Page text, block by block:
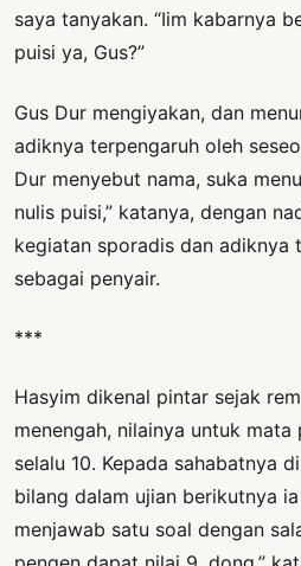
saya tanyakan. “Iim kabarnya
puisi ya, Gus?”
Gus Dur mengiyakan, dan
adiknya terpengaruh oleh
Dur menyebut nama, suka
nulis puisi,” katanya, dengan
kegiatan sporadis dan adiknya
sebagai penyair.
***
Hasyim dikenal pintar sejak
menengah, nilainya untuk
selalu 10. Kepada sahabatnya
bilang dalam ujian berikutnya
menjawab satu soal dengan